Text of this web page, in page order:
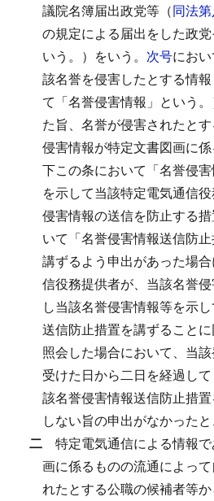
議院名簿届出政党等（同法
の規定による届出をした政
いう。）をいう。 次号にお
該名誉を侵害したとする情
て「名誉侵害情報」という
た旨、名誉が侵害されたと
侵害情報が特定文書図画に
下この条において「名誉侵害
を示して当該特定電気通信
侵害情報の送信を防止する
いて「名誉侵害情報送信防
講ずるよう申出があった場
信役務提供者が、当該名誉
し当該名誉侵害情報等を示
送信防止措置を講ずること
照会した場合において、当
受けた日から二日を経過し
該名誉侵害情報送信防止措
しない旨の申出がなかったと
二 特定電気通信による情報
画に係るものの流通によっ
れたとする公職の候補者等